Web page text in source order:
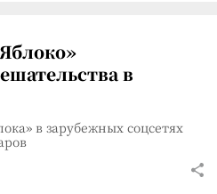
в
в зарубежных соцсетях